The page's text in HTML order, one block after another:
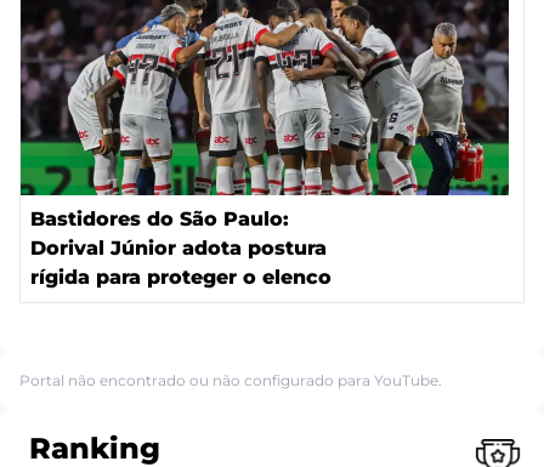
Bastidores do São Paulo:
Dorival Júnior adota postura
rígida para proteger o elenco
Portal não encontrado ou não configurado para YouTube.
Ranking